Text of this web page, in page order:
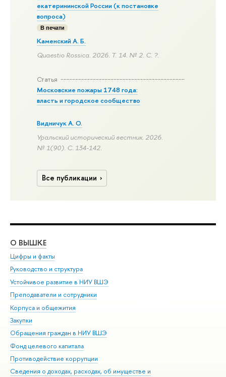
екатерининской России (к постановке
вопроса)
В печати
Каменский А. Б.
Quaestio Rossica. 2026. Т. 14. № 2. С. ?.
Статья
Московские пожары 1748 года:
власть и городское сообщество
Видничук А. О.
Уральский исторический вестник. 2026.
№ 1(90). С. 134-142.
Все публикации
О ВЫШКЕ
Цифры и факты
Руководство и структура
Устойчивое развитие в НИУ ВШЭ
Преподаватели и сотрудники
Корпуса и общежития
Закупки
Обращения граждан в НИУ ВШЭ
Фонд целевого капитала
Противодействие коррупции
Сведения о доходах, расходах, об имуществе и